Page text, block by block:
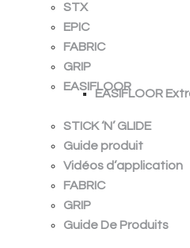
STX
EPIC
FABRIC
GRIP
EASIFLOOR
EASIFLOOR
STICK ‘N’ GLIDE
Guide produit
Vidéos d’application
FABRIC
GRIP
Guide De Produits